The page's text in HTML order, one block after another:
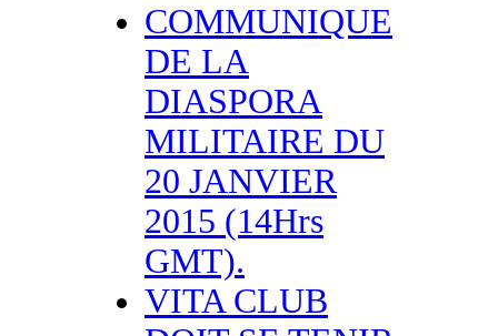
COMMUNIQUE
DE LA
DIASPORA
MILITAIRE DU
20 JANVIER
2015 (14Hrs
GMT).
VITA CLUB